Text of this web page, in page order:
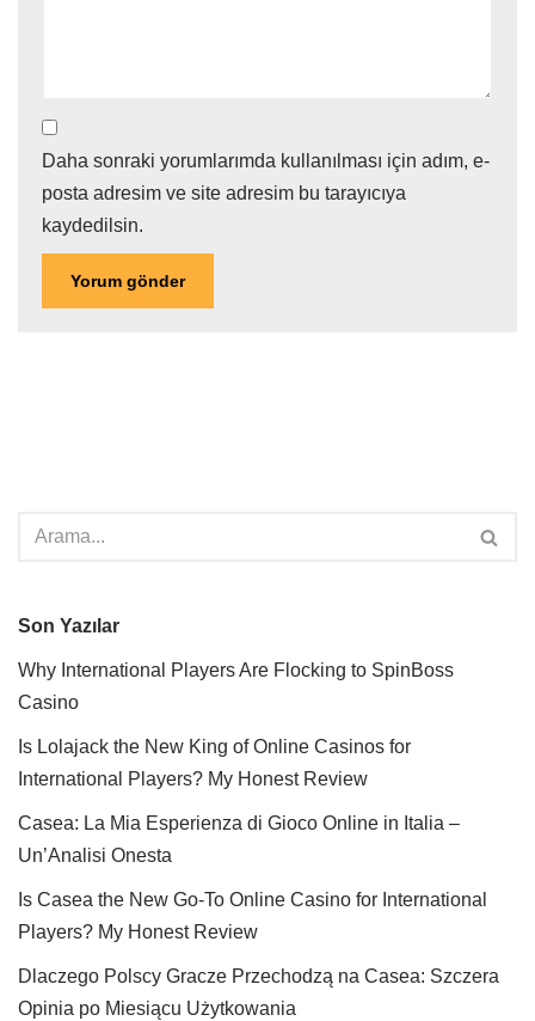
Daha sonraki yorumlarımda kullanılması için adım, e-
posta adresim ve site adresim bu tarayıcıya
kaydedilsin.
Son Yazılar
Why International Players Are Flocking to SpinBoss
Casino
Is Lolajack the New King of Online Casinos for
International Players? My Honest Review
Casea: La Mia Esperienza di Gioco Online in Italia –
Un’Analisi Onesta
Is Casea the New Go-To Online Casino for International
Players? My Honest Review
Dlaczego Polscy Gracze Przechodzą na Casea: Szczera
Opinia po Miesiącu Użytkowania